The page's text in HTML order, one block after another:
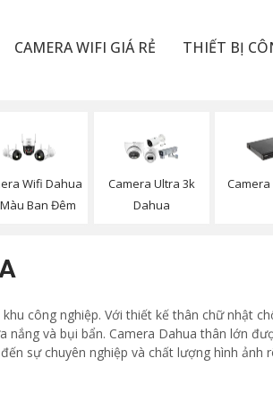
CAMERA WIFI GIÁ RẺ THIẾT BỊ
Wifi Dahua
Ban Đêm
Camera Ultra 3k
Dahua
Camera
công nghiệp. Với thiết kế thân chữ nhật
và bụi bẩn. Camera Dahua thân lớn
sự chuyên nghiệp và chất lượng hình ảnh